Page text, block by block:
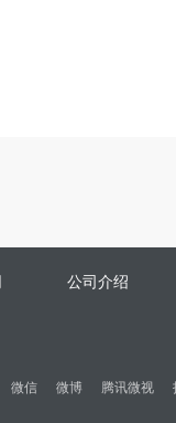
公司介绍
微信 微博 腾讯微视